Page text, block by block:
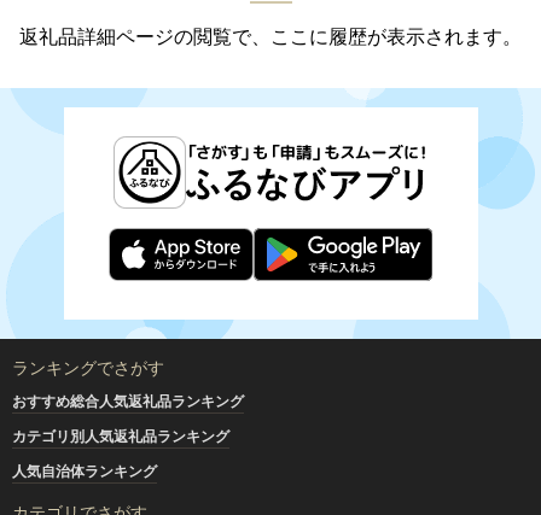
返礼品詳細ページの閲覧で、ここに履歴が表示されます。
ランキングでさがす
おすすめ総合人気返礼品ランキング
カテゴリ別人気返礼品ランキング
人気自治体ランキング